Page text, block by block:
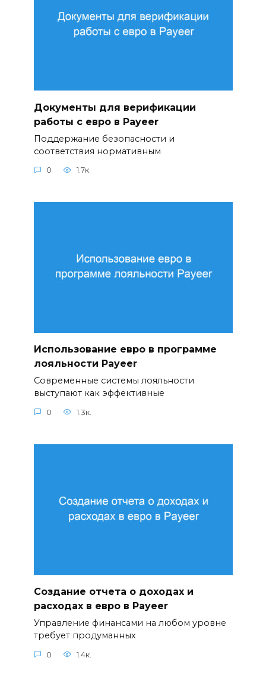
Документы для верификации
работы с евро в Payeer
Поддержание безопасности и
соответствия нормативным
0 1.7к.
Использование евро в программе
лояльности Payeer
Современные системы лояльности
выступают как эффективные
0 1.3к.
Создание отчета о доходах и
расходах в евро в Payeer
Управление финансами на любом уровне
требует продуманных
0 1.4к.